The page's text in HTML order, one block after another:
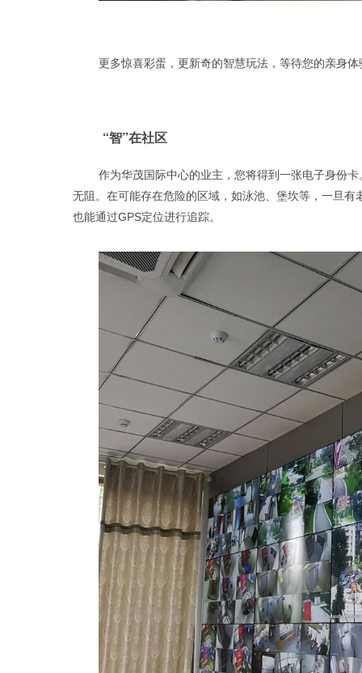
更多惊喜彩蛋，更新奇的智慧玩法，等待您的亲身体
“智”在社区
作为华茂国际中心的业主，您将得到一张电子身份
无阻。在可能存在危险的区域，如泳池、堡坎等，一旦
也能通过GPS定位进行追踪。